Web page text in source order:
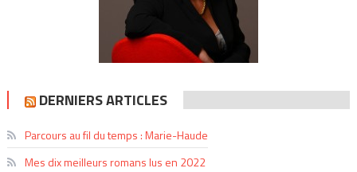
DERNIERS ARTICLES
Parcours au fil du temps : Marie-Haude
Mes dix meilleurs romans lus en 2022